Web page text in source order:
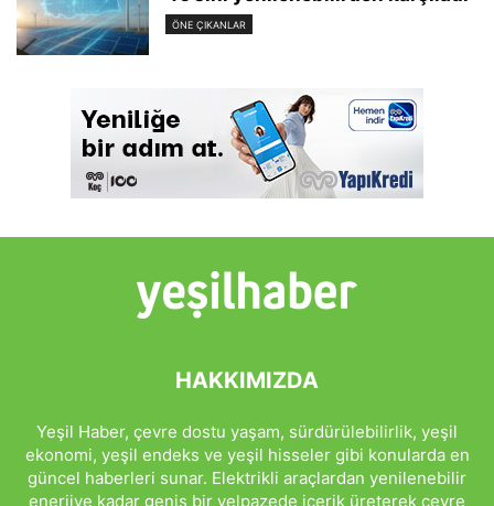
ÖNE ÇIKANLAR
HAKKIMIZDA
Yeşil Haber, çevre dostu yaşam, sürdürülebilirlik, yeşil
ekonomi, yeşil endeks ve yeşil hisseler gibi konularda en
güncel haberleri sunar. Elektrikli araçlardan yenilenebilir
enerjiye kadar geniş bir yelpazede içerik üreterek çevre